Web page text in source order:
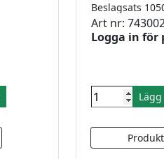
Beslagsats
Art nr:
Logga in för